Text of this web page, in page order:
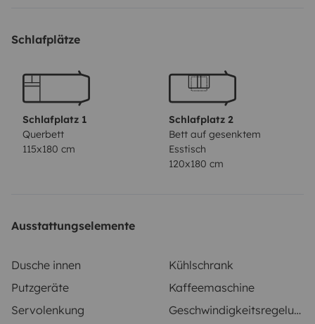
Schlafplätze
Schlafplatz 1
Querbett
115x180 cm
Schlafplatz 2
Bett auf gesenktem
Esstisch
120x180 cm
Ausstattungselemente
Dusche innen
Kühlschrank
Putzgeräte
Kaffeemaschine
Servolenkung
Geschwindigkeitsregelung